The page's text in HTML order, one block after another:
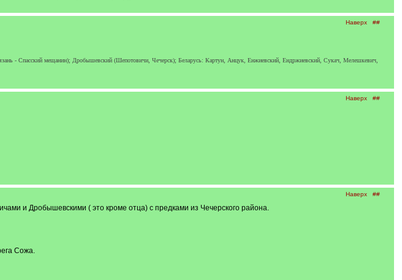
Наверх ##
- Спасский мещанин); Дробышевский (Шепотовичи, Чечерск); Беларусь: Картун, Анцук, Енжиевский, Ендржиевский, Сукач, Мелешкевич,
Наверх ##
Наверх ##
и Дробышевскими ( это кроме отца) с предками из Чечерского района.
Сожа.